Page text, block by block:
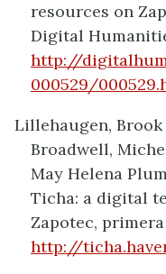
resources on
Digital
http://
000529/
Lillehaugen,
Broadwell,
May Helena
Ticha: a digital
Zapotec,
http://